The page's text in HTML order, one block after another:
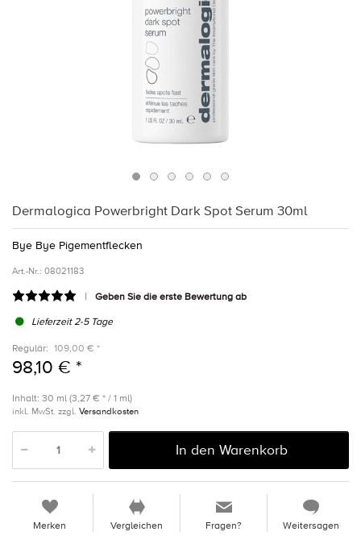
Dermalogica Powerbright Dark Spot Serum 30ml
Bye Bye Pigementflecken
Art.-Nr.: 08021183
Geben Sie die erste Bewertung ab
Lieferzeit 2-5 Tage
Regulär: 109,00 € *
98,10 € *
Inhalt: 30 ml (3,27 € * / 1 ml)
inkl. MwSt. zzgl. Versandkosten
In den Warenkorb
Merken Vergleichen Fragen? Weitersagen